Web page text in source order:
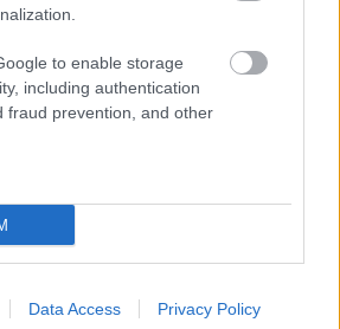
to enable storage
including authentication
fraud prevention, and other
Data Access Privacy Policy